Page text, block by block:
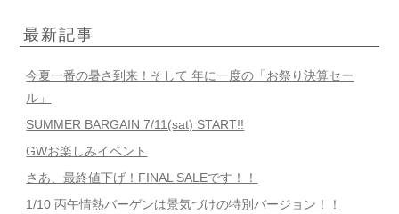
最新記事
今夏一番の暑さ到来！そして 年に一度の「お祭り決算セー
ル」
SUMMER BARGAIN 7/11(sat) START!!
GWお楽しみイベント
さあ、最終値下げ！FINAL SALEです！！
1/10 丙午情熱バーゲンは景気づけの特別バージョン！！